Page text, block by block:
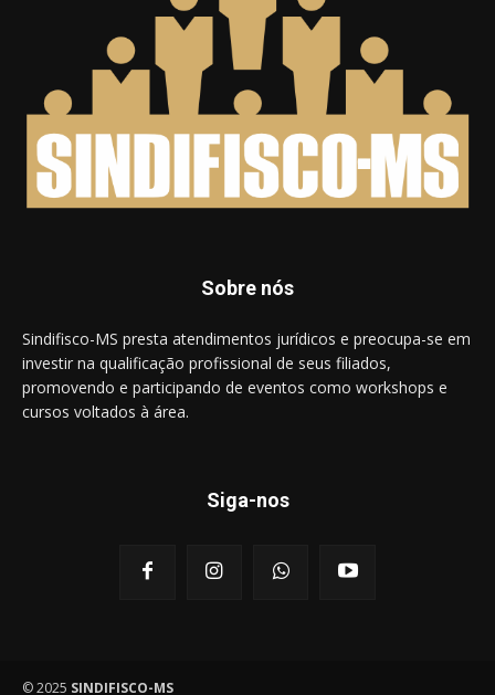
Sobre nós
Sindifisco-MS presta atendimentos jurídicos e preocupa-se em
investir na qualificação profissional de seus filiados,
promovendo e participando de eventos como workshops e
cursos voltados à área.
Siga-nos
© 2025 SINDIFISCO-MS